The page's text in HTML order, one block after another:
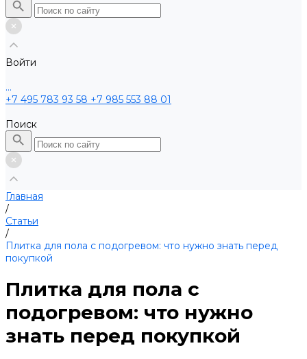
Войти
...
+7 495 783 93 58 +7 985 553 88 01
Поиск
Главная
/
Статьи
/
Плитка для пола с подогревом: что нужно знать перед
покупкой
Плитка для пола с
подогревом: что нужно
знать перед покупкой